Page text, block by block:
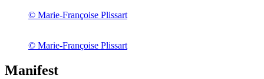
© Marie-Françoise Plissart
© Marie-Françoise Plissart
Manifest